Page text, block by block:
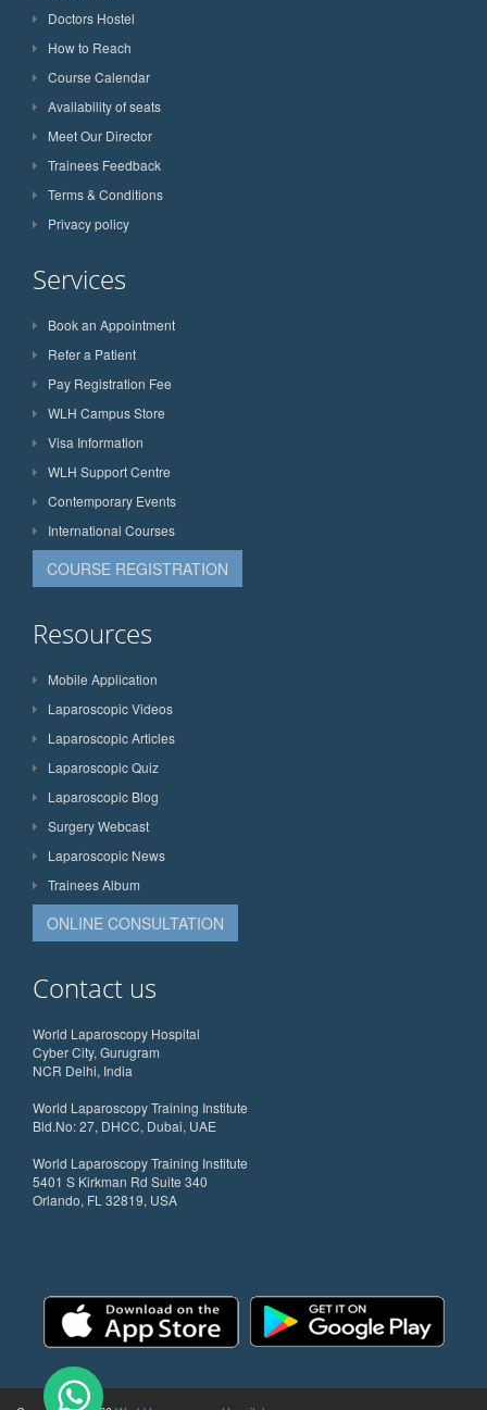
Doctors Hostel
How to Reach
Course Calendar
Availability of seats
Meet Our Director
Trainees Feedback
Terms & Conditions
Privacy policy
Services
Book an Appointment
Refer a Patient
Pay Registration Fee
WLH Campus Store
Visa Information
WLH Support Centre
Contemporary Events
International Courses
COURSE REGISTRATION
Resources
Mobile Application
Laparoscopic Videos
Laparoscopic Articles
Laparoscopic Quiz
Laparoscopic Blog
Surgery Webcast
Laparoscopic News
Trainees Album
ONLINE CONSULTATION
Contact us
World Laparoscopy Hospital
Cyber City, Gurugram
NCR Delhi, India
World Laparoscopy Training Institute
Bld.No: 27, DHCC, Dubai, UAE
World Laparoscopy Training Institute
5401 S Kirkman Rd Suite 340
Orlando, FL 32819, USA